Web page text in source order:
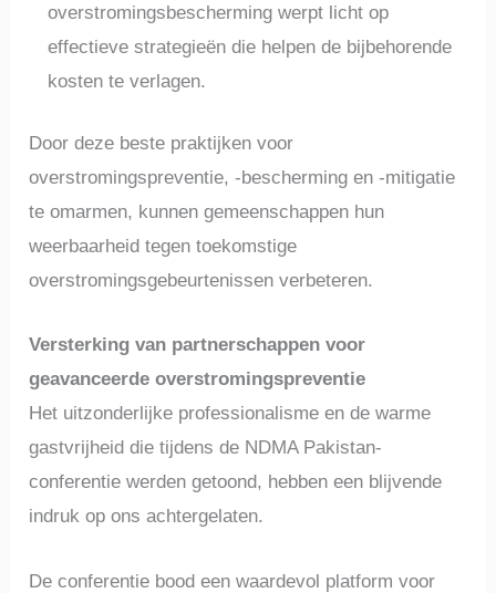
overstromingsbescherming werpt licht op
effectieve strategieën die helpen de bijbehorende
kosten te verlagen.
Door deze beste praktijken voor
overstromingspreventie, -bescherming en -mitigatie
te omarmen, kunnen gemeenschappen hun
weerbaarheid tegen toekomstige
overstromingsgebeurtenissen verbeteren.
Versterking van partnerschappen voor
geavanceerde overstromingspreventie
Het uitzonderlijke professionalisme en de warme
gastvrijheid die tijdens de NDMA Pakistan-
conferentie werden getoond, hebben een blijvende
indruk op ons achtergelaten.
De conferentie bood een waardevol platform voor